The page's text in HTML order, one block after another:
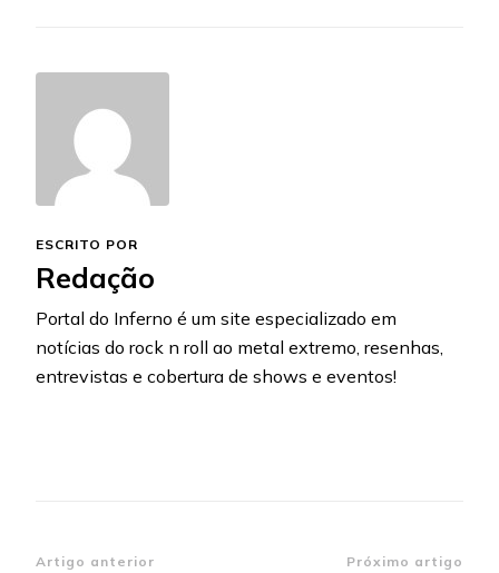
ESCRITO POR
Redação
Portal do Inferno é um site especializado em
notícias do rock n roll ao metal extremo, resenhas,
entrevistas e cobertura de shows e eventos!
Artigo anterior Próximo artigo